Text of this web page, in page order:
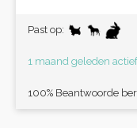
Past op:
1 maand geleden actief
100% Beantwoorde